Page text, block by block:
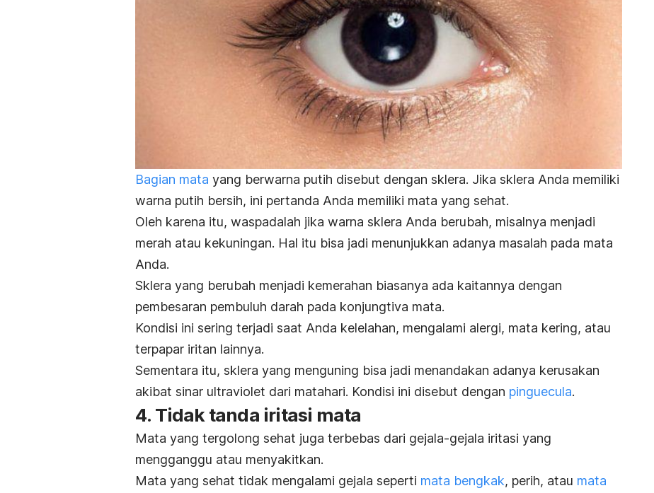
Bagian mata yang berwarna putih disebut dengan sklera. Jika sklera Anda memiliki
warna putih bersih, ini pertanda Anda memiliki mata yang sehat.
Oleh karena itu, waspadalah jika warna sklera Anda berubah, misalnya menjadi
merah atau kekuningan. Hal itu bisa jadi menunjukkan adanya masalah pada mata
Anda.
Sklera yang berubah menjadi kemerahan biasanya ada kaitannya dengan
pembesaran pembuluh darah pada konjungtiva mata.
Kondisi ini sering terjadi saat Anda kelelahan, mengalami alergi, mata kering, atau
terpapar iritan lainnya.
Sementara itu, sklera yang menguning bisa jadi menandakan adanya kerusakan
akibat sinar ultraviolet dari matahari. Kondisi ini disebut dengan pinguecula.
4. Tidak tanda iritasi mata
Mata yang tergolong sehat juga terbebas dari gejala-gejala iritasi yang
mengganggu atau menyakitkan.
Mata yang sehat tidak mengalami gejala seperti mata bengkak, perih, atau mata